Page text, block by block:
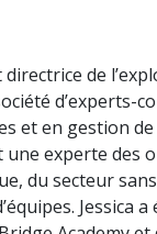
directrice de
d’experts-
et en gestion
une experte des
du secteur
Jessica